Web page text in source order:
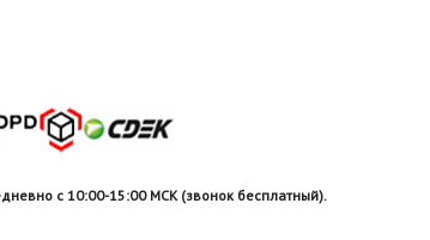
с 10:00-15:00 МСК (звонок бесплатный).